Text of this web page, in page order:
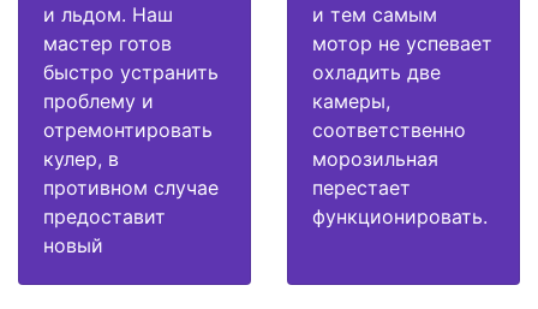
и льдом. Наш
мастер готов
быстро устранить
проблему и
отремонтировать
кулер, в
противном случае
предоставит
новый
и тем самым
мотор не успевает
охладить две
камеры,
соответственно
морозильная
перестает
функционировать.